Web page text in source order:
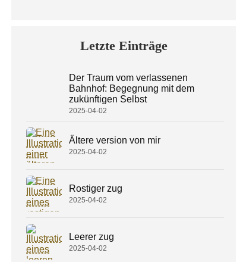
Letzte Einträge
Der Traum vom verlassenen
Bahnhof: Begegnung mit dem
zukünftigen Selbst
2025-04-02
Ältere version von mir
2025-04-02
Rostiger zug
2025-04-02
Leerer zug
2025-04-02